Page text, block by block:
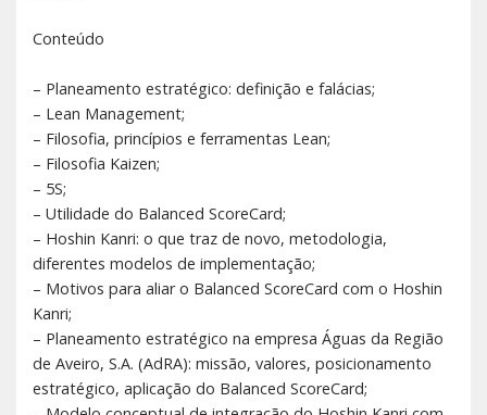
Conteúdo
– Planeamento estratégico: definição e falácias;
– Lean Management;
– Filosofia, princípios e ferramentas Lean;
– Filosofia Kaizen;
– 5S;
– Utilidade do Balanced ScoreCard;
– Hoshin Kanri: o que traz de novo, metodologia,
diferentes modelos de implementação;
– Motivos para aliar o Balanced ScoreCard com o Hoshin
Kanri;
– Planeamento estratégico na empresa Águas da Região
de Aveiro, S.A. (AdRA): missão, valores, posicionamento
estratégico, aplicação do Balanced ScoreCard;